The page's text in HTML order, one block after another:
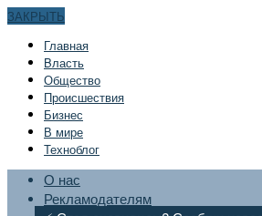
ЗАКРЫТЬ
Главная
Bласть
Общество
Происшествия
Бизнес
В мире
Техноблог
О нас
Рекламодателям